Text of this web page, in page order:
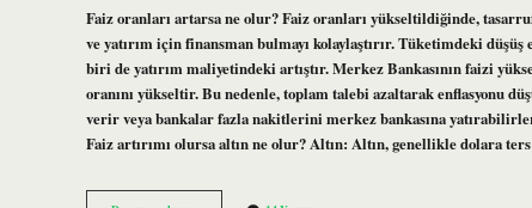
Faiz oranları artarsa ne olur? Faiz oranları yükseltildiğinde,
ve yatırım için finansman bulmayı kolaylaştırır. Tüketimdeki düşüş
biri de yatırım maliyetindeki artıştır. Merkez Bankasının faizi
oranını yükseltir. Bu nedenle, toplam talebi azaltarak enflasyonu
verir veya bankalar fazla nakitlerini merkez bankasına
Faiz artırımı olursa altın ne olur? Altın: Altın, genellikle dolara